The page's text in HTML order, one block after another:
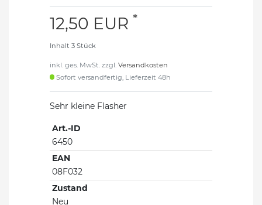
12,50 EUR *
Inhalt 3 Stück
inkl. ges. MwSt. zzgl. Versandkosten
Sofort versandfertig, Lieferzeit 48h
Sehr kleine Flasher
Art.-ID
6450
EAN
08F032
Zustand
Neu